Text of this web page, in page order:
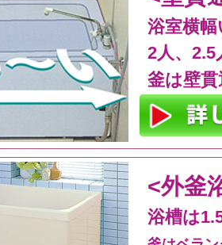
浴室横
2人、2.5
釜は壁
<外釜
浴槽は